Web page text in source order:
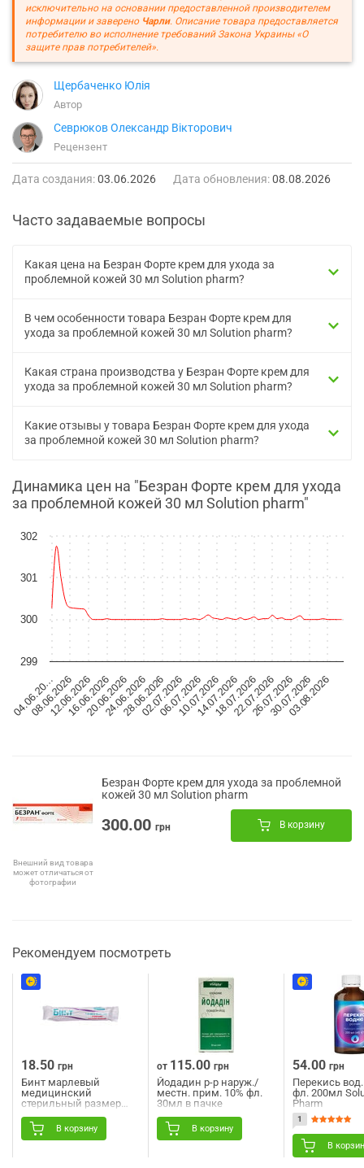
исключительно на основании предоставленной производителем
информации и заверено Чарли. Описание товара предоставляется
потребителю во исполнение требований Закона Украины «О
защите прав потребителей».
Щербаченко Юлія
Автор
Севрюков Олександр Вікторович
Рецензент
Дата создания:03.06.2026 Дата обновления:08.08.2026
Часто задаваемые вопросы
Какая цена на Безран Форте крем для ухода за
проблемной кожей 30 мл Solution pharm?
В чем особенности товара Безран Форте крем для
ухода за проблемной кожей 30 мл Solution pharm?
Какая страна производства у Безран Форте крем для
ухода за проблемной кожей 30 мл Solution pharm?
Какие отзывы у товара Безран Форте крем для ухода
за проблемной кожей 30 мл Solution pharm?
Динамика цен на "Безран Форте крем для ухода
за проблемной кожей 30 мл Solution pharm"
04.06.20…
08.06.2026
12.06.2026
16.06.2026
20.06.2026
24.06.2026
28.06.2026
02.07.2026
06.07.2026
10.07.2026
14.07.2026
18.07.2026
22.07.2026
26.07.2026
30.07.2026
03.08.2026
299
300
301
302
Внешний вид товара
может отличаться от
фотографии
Безран Форте крем для ухода за проблемной
кожей 30 мл Solution pharm
300.00 грн В корзину
Рекомендуем посмотреть
18.50 грн
Бинт марлевый
медицинский
стерильный размер
см 1 шт Angelmed
(АнгелМед)
В корзину
от 115.00 грн
Йодадин р-р наруж./
местн. прим. 10% фл.
30мл в пачке
В корзину
54.00 грн
Перекись вод.
фл. 200мл
Pharm
1
В